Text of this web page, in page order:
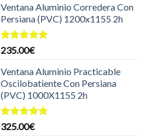
Ventana Aluminio Corredera Con
Persiana (PVC) 1200x1155 2h
Valorado
de 5
235.00€
Ventana Aluminio Practicable
Oscilobatiente Con Persiana
(PVC) 1000X1155 2h
Valorado
325.00€